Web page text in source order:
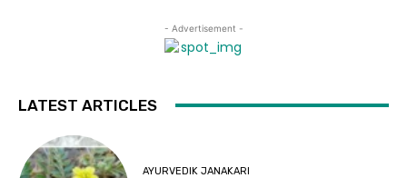
- Advertisement -
LATEST ARTICLES
AYURVEDIK JANAKARI